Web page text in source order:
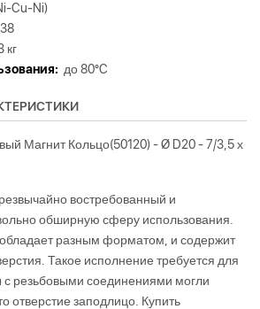
Cu-Ni)
кг
до 80°C
Магнит Кольцо(50120) - Ø D20 - 7/3,5 х
востребованный и
обширную сферу использования.
разным форматом, и содержит
Такое исполнение требуется для
с резьбовыми соединениями могли
отверстие заподлицо. Купить